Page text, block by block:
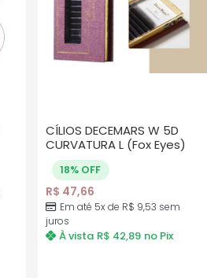
CÍLIOS DECEMARS W 5D
CURVATURA L (Fox Eyes)
18% OFF
R$ 47,66
Em até 5x de R$ 9,53 sem
juros
À vista R$ 42,89 no Pix